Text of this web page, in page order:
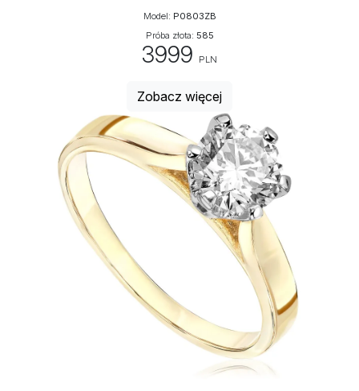
Model: P0803ZB
Próba złota: 585
3999 PLN
Zobacz więcej